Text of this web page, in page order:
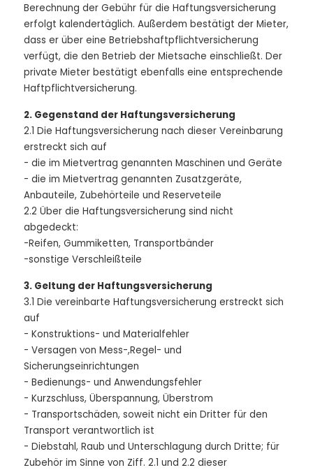
Berechnung der Gebühr für die Haftungsversicherung
erfolgt kalendertäglich. Außerdem bestätigt der Mieter,
dass er über eine Betriebshaftpflichtversicherung
verfügt, die den Betrieb der Mietsache einschließt. Der
private Mieter bestätigt ebenfalls eine entsprechende
Haftpflichtversicherung.
2. Gegenstand der Haftungsversicherung
2.1 Die Haftungsversicherung nach dieser Vereinbarung
erstreckt sich auf
- die im Mietvertrag genannten Maschinen und Geräte
- die im Mietvertrag genannten Zusatzgeräte,
Anbauteile, Zubehörteile und Reserveteile
2.2 Über die Haftungsversicherung sind nicht
abgedeckt:
-Reifen, Gummiketten, Transportbänder
-sonstige Verschleißteile
3. Geltung der Haftungsversicherung
3.1 Die vereinbarte Haftungsversicherung erstreckt sich
auf
- Konstruktions- und Materialfehler
- Versagen von Mess-,Regel- und
Sicherungseinrichtungen
- Bedienungs- und Anwendungsfehler
- Kurzschluss, Überspannung, Überstrom
- Transportschäden, soweit nicht ein Dritter für den
Transport verantwortlich ist
- Diebstahl, Raub und Unterschlagung durch Dritte; für
Zubehör im Sinne von Ziff. 2.1 und 2.2 dieser